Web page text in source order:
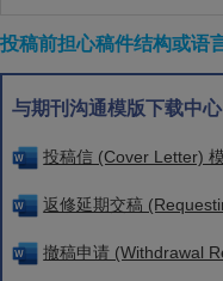
投稿前担心稿件结构或语
与期刊沟通模版下载中心
投稿信 (Cover Letter)
返修延期交稿
撤稿申请 (Withdrawal